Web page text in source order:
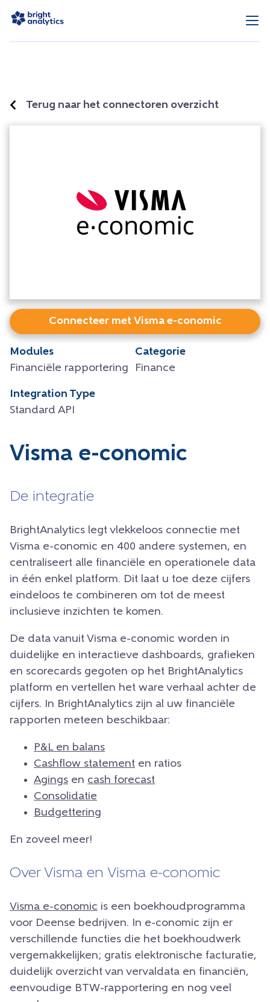
Terug naar het connectoren overzicht
Connecteer met Visma e-conomic
Modules
Financiële rapportering
Categorie
Finance
Integration Type
Standard API
Visma e-conomic
De integratie
BrightAnalytics legt vlekkeloos connectie met
Visma e-conomic en 400 andere systemen, en
centraliseert alle financiële en operationele data
in één enkel platform. Dit laat u toe deze cijfers
eindeloos te combineren om tot de meest
inclusieve inzichten te komen.
De data vanuit Visma e-conomic worden in
duidelijke en interactieve dashboards, grafieken
en scorecards gegoten op het BrightAnalytics
platform en vertellen het ware verhaal achter de
cijfers. In BrightAnalytics zijn al uw financiële
rapporten meteen beschikbaar:
P&L en balans
Cashflow statement en ratios
Agings en cash forecast
Consolidatie
Budgettering
En zoveel meer!
Over Visma en Visma e-conomic
Visma e-conomic is een boekhoudprogramma
voor Deense bedrijven. In e-conomic zijn er
verschillende functies die het boekhoudwerk
vergemakkelijken; gratis elektronische facturatie,
duidelijk overzicht van vervaldata en financiën,
eenvoudige BTW-rapportering en nog veel